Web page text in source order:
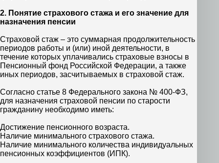
2. Понятие страхового стажа и его значение для
назначения пенсии
Страховой стаж – это суммарная продолжительность
периодов работы и (или) иной деятельности, в
течение которых уплачивались страховые взносы в
Пенсионный фонд Российской Федерации, а также
иных периодов, засчитываемых в страховой стаж.
Согласно статье 8 Федерального закона № 400-ФЗ,
для назначения страховой пенсии по старости
гражданину необходимо иметь:
Достижение пенсионного возраста.
Наличие минимального страхового стажа.
Наличие минимального количества индивидуальных
пенсионных коэффициентов (ИПК).